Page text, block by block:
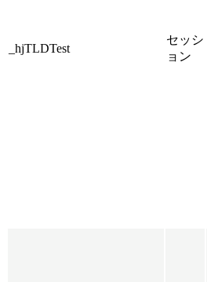
_hjTLDTest
セッシ
ョン